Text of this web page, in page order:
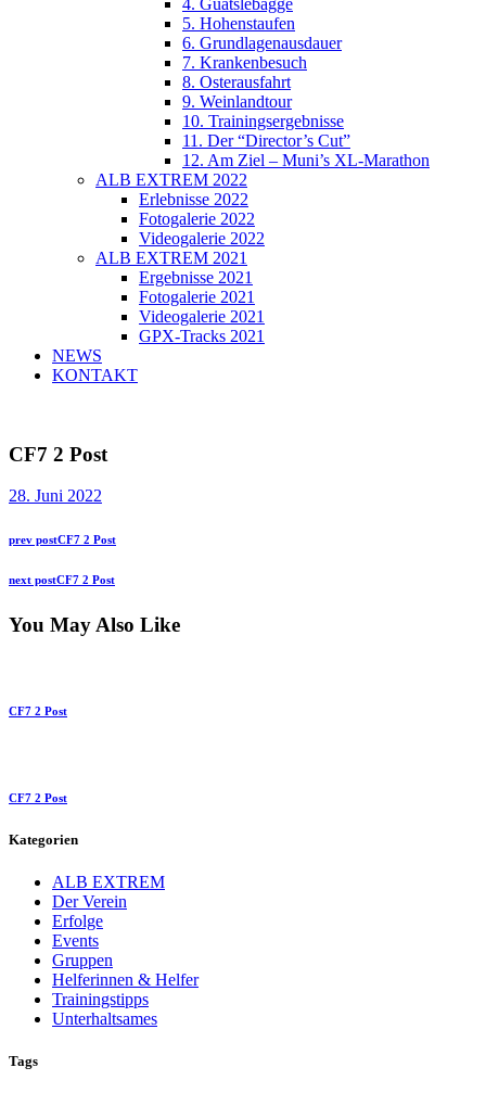
4. Guatslebagge
5. Hohenstaufen
6. Grundlagenausdauer
7. Krankenbesuch
8. Osterausfahrt
9. Weinlandtour
10. Trainingsergebnisse
11. Der “Director’s Cut”
12. Am Ziel – Muni’s XL-Marathon
ALB EXTREM 2022
Erlebnisse 2022
Fotogalerie 2022
Videogalerie 2022
ALB EXTREM 2021
Ergebnisse 2021
Fotogalerie 2021
Videogalerie 2021
GPX-Tracks 2021
NEWS
KONTAKT
CF7 2 Post
28. Juni 2022
Beitragsnavigation
Previous
prev postCF7 2 Post
Next
next postCF7 2 Post
You May Also Like
CF7 2 Post
CF7 2 Post
Kategorien
ALB EXTREM
Der Verein
Erfolge
Events
Gruppen
Helferinnen & Helfer
Trainingstipps
Unterhaltsames
Tags